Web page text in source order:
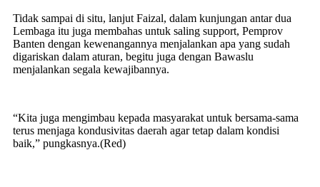
Tidak sampai di situ, lanjut Faizal, dalam kunjungan antar dua
Lembaga itu juga membahas untuk saling support, Pemprov
Banten dengan kewenangannya menjalankan apa yang sudah
digariskan dalam aturan, begitu juga dengan Bawaslu
menjalankan segala kewajibannya.
“Kita juga mengimbau kepada masyarakat untuk bersama-sama
terus menjaga kondusivitas daerah agar tetap dalam kondisi
baik,” pungkasnya.(Red)